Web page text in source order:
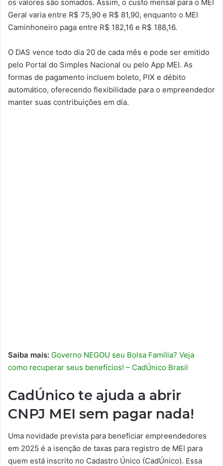
os valores são somados. Assim, o custo mensal para o MEI
Geral varia entre R$ 75,90 e R$ 81,90, enquanto o MEI
Caminhoneiro paga entre R$ 182,16 e R$ 188,16.
O DAS vence todo dia 20 de cada mês e pode ser emitido
pelo Portal do Simples Nacional ou pelo App MEI. As
formas de pagamento incluem boleto, PIX e débito
automático, oferecendo flexibilidade para o empreendedor
manter suas contribuições em dia.
Saiba mais: Governo NEGOU seu Bolsa Família? Veja
como recuperar seus benefícios! – CadÚnico Brasil
CadÚnico te ajuda a abrir
CNPJ MEI sem pagar nada!
Uma novidade prevista para beneficiar empreendedores
em 2025 é a isenção de taxas para registro de MEI para
quem está inscrito no Cadastro Único (CadÚnico). Essa